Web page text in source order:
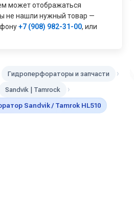
может отображаться
не нашли нужный товар —
+7 (908) 982-31-00, или
Гидроперфораторы и запчасти ›
Sandvik | Tamrock ›
Sandvik / Tamrok HL510